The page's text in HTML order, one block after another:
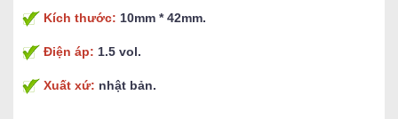
Kích thước: 10mm * 42mm.
Điện áp: 1.5 vol.
Xuất xứ: nhật bản.